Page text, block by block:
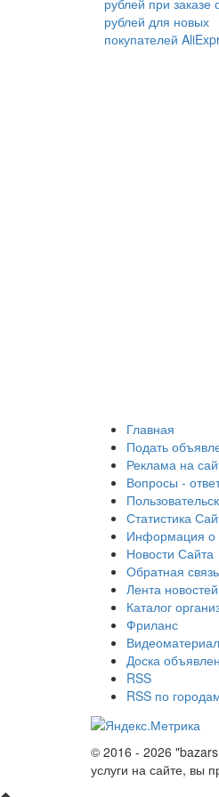
Главная
Подать
Реклама на
Вопросы -
Статистика
Информация о
Новости Сайта
Обратная связь
Лента новостей
Каталог
Фриланс
Доска
RSS
RSS по
© 2016 - 2026
услуги на сайте, вы